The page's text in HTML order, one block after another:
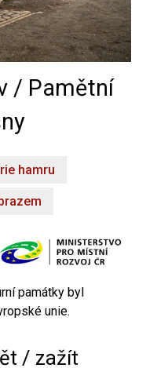
/ Pamětní
hamru
památky byl
unie.
/ zažít